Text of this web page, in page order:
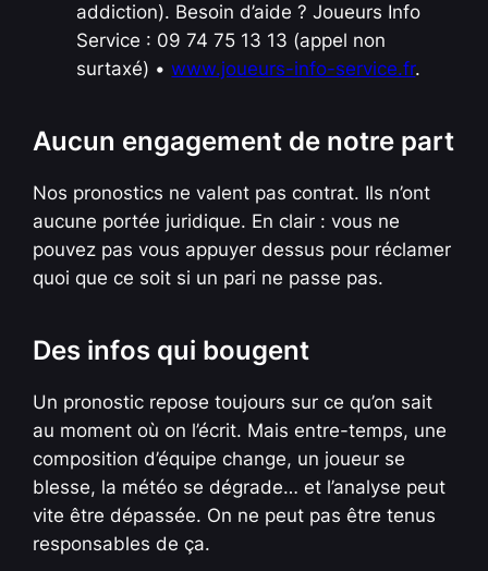
addiction). Besoin d’aide ? Joueurs Info
Service : 09 74 75 13 13 (appel non
surtaxé) •www.joueurs-info-service.fr.
Aucun engagement de notre part
Nos pronostics ne valent pas contrat. Ils n’ont
aucune portée juridique. En clair : vous ne
pouvez pas vous appuyer dessus pour réclamer
quoi que ce soit si un pari ne passe pas.
Des infos qui bougent
Un pronostic repose toujours sur ce qu’on sait
au moment où on l’écrit. Mais entre-temps, une
composition d’équipe change, un joueur se
blesse, la météo se dégrade… et l’analyse peut
vite être dépassée. On ne peut pas être tenus
responsables de ça.